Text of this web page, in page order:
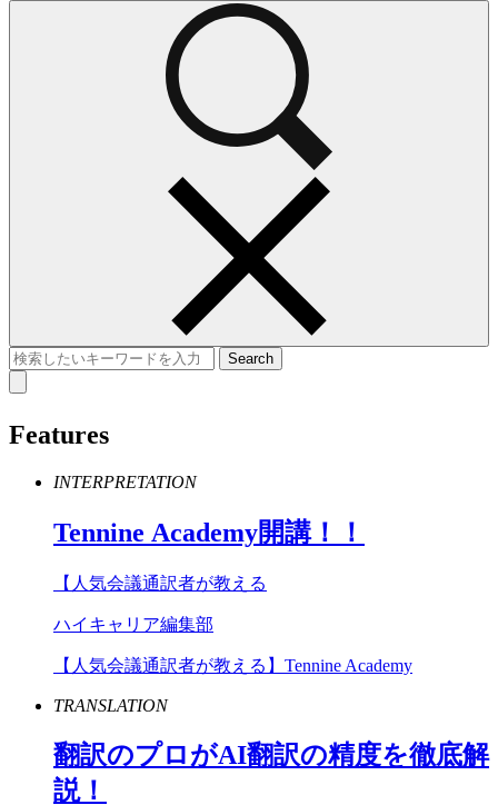
Features
INTERPRETATION
Tennine Academy開講！！
【人気会議通訳者が教える
ハイキャリア編集部
【人気会議通訳者が教える】Tennine Academy
TRANSLATION
翻訳のプロがAI翻訳の精度を徹底解
説！